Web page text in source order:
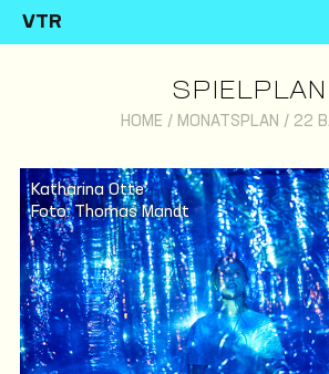
VTR
SPIELPLAN
HOME / MONATSPLAN / 22
Katharina Otte
Foto: Thomas Mandt